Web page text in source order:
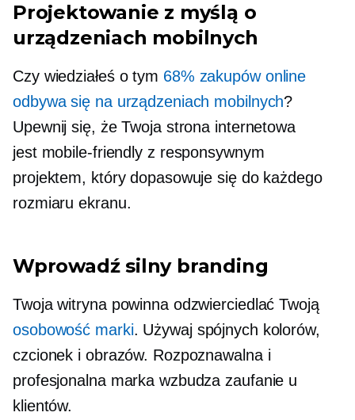
Projektowanie z myślą o
urządzeniach mobilnych
Czy wiedziałeś o tym 68% zakupów online
odbywa się na urządzeniach mobilnych?
Upewnij się, że Twoja strona internetowa
jest mobile-friendly z responsywnym
projektem, który dopasowuje się do każdego
rozmiaru ekranu.
Wprowadź silny branding
Twoja witryna powinna odzwierciedlać Twoją
osobowość marki. Używaj spójnych kolorów,
czcionek i obrazów. Rozpoznawalna i
profesjonalna marka wzbudza zaufanie u
klientów.